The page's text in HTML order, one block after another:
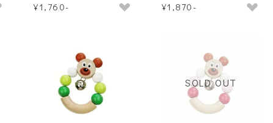
¥1,760- ¥1,870-
SOLD OUT